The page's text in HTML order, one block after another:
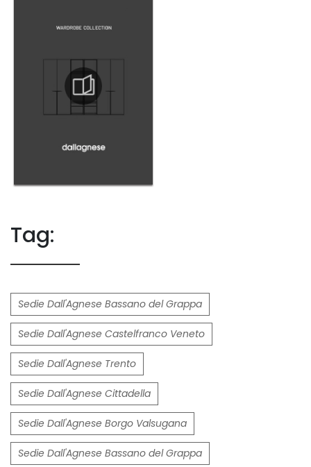
Tag:
Sedie Dall'Agnese Bassano del Grappa
Sedie Dall'Agnese Castelfranco Veneto
Sedie Dall'Agnese Trento
Sedie Dall'Agnese Cittadella
Sedie Dall'Agnese Borgo Valsugana
Sedie Dall'Agnese Bassano del Grappa